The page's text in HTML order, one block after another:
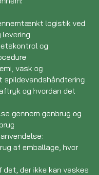
logistik ved
levering
og
vask og
spildevandshåndtering
og hvordan det
gennem genbrug og
af emballage, hvor
det, der ikke kan vaskes